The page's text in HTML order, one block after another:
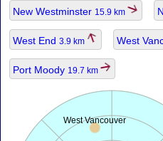
New Westminster 15.9 km
West End 3.9 km West
Port Moody 19.7 km
West Vancouver